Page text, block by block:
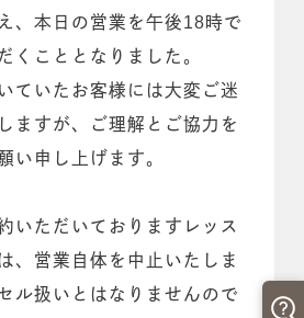
、本日の営業を午後18時で
くこととなりました。
ていたお客様には大変ご迷
ますが、ご理解とご協力を
い申し上げます。
いただいておりますレッス
、営業自体を中止いたしま
ル扱いとはなりませんので